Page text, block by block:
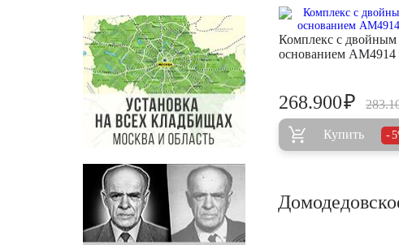
Комплекс с двойным
основанием AM4914
268.900₽
Купить